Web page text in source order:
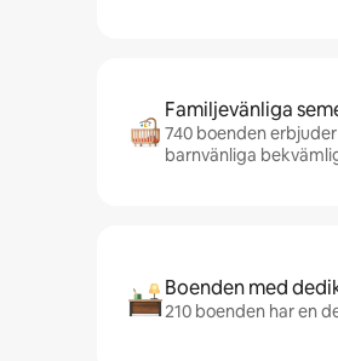
Familjevänliga
740 boenden
barnvänliga
Boenden med
210 boenden har en